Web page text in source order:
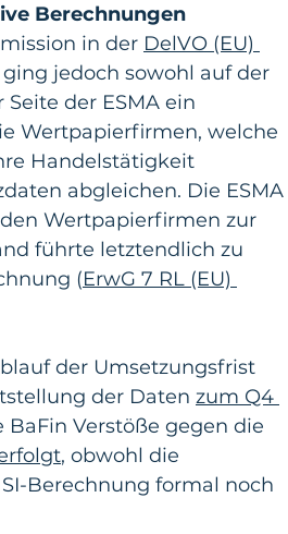
Berechnungen
in der DelVO (EU)
jedoch sowohl auf der
der ESMA ein
Wertpapierfirmen, welche
Handelstätigkeit
abgleichen. Die ESMA
Wertpapierfirmen zur
führte letztendlich zu
(ErwG 7 RL (EU)
der Umsetzungsfrist
der Daten zum Q4
Verstöße gegen die
, obwohl die
Berechnung formal noch